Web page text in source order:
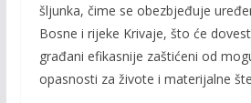
šljunka, čime se obezbjeđuje
Bosne i rijeke Krivaje, što će
građani efikasnije zaštićeni od
opasnosti za živote i materijalne